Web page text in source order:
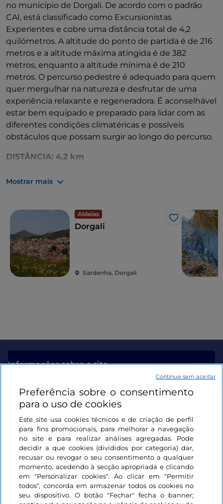
no município de Dorgali. De acordo com o padrão
CAI, está classificado como Excursionistas
Experientes e cobre uma distância total de 4,2
quilómetros. A altitude do ponto de partida é de 216
metros e a altitude máxima atingida é de 382
metros, enquanto a altitude mínima é de 210
metros. O percurso pedestre é adequado para quem
quer mergulhar na natureza e desfrutar de uma
experiência relaxante e regeneradora. É aconselhável
estar bem equipado e preparado para lidar com as
diferentes condições climatéricas e possíveis
obstáculos que possam surgir ao longo do percurso.
DISTÂNCIA: 4,2 km
ALTITUDE MÁXIMA: 382 m
Mapa gpx:
https://geohub.webmapp.it/api/ec/track/download/
Mostrar mais
Aldeias
Gosto
Dorgali
Sardenha, Dorgali
Informações sobre o site
Ligações úteis
Iniciar sessão
Mantenha-se em contacto
Preferência sobre o consentimento
para o uso de cookies
Este site usa cookies técnicos e de criação de perfil
para fins promocionais, para melhorar a navegação
no site e para realizar análises agregadas. Pode
decidir a que cookies (divididos por categoria) dar,
recusar ou revogar o seu consentimento a qualquer
momento, acedendo à secção apropriada e clicando
em "Personalizar cookies". Ao clicar em "Permitir
todos", concorda em armazenar todos os cookies no
seu dispositivo. O botão "Fechar" fecha o banner;
Continue sem aceitar